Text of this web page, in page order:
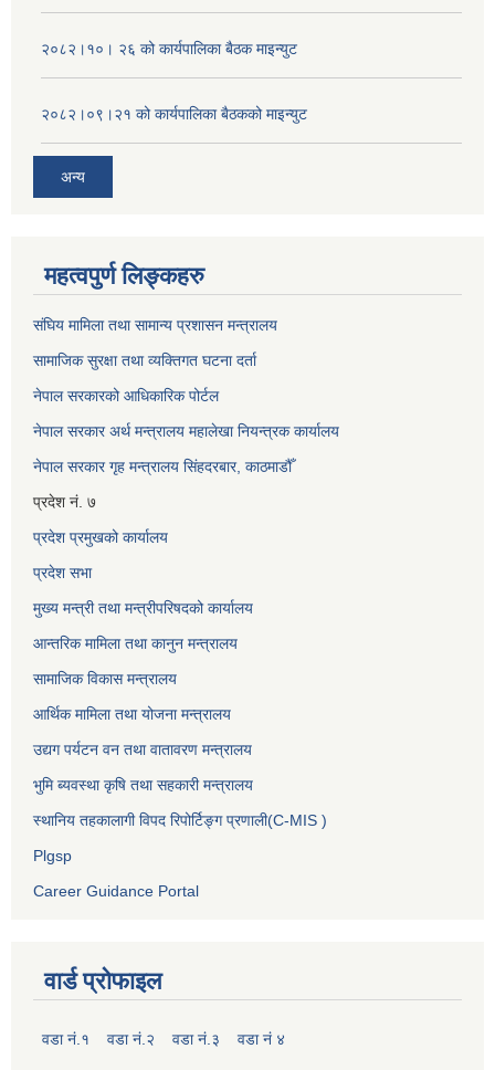
२०८२।१०। २६ को कार्यपालिका बैठक माइन्युट
२०८२।०९।२१ को कार्यपालिका बैठकको माइन्युट
अन्य
महत्वपुर्ण लिङ्कहरु
संघिय मामिला तथा सामान्य प्रशासन मन्त्रालय
सामाजिक सुरक्षा तथा व्यक्तिगत घटना दर्ता
नेपाल सरकारको आधिकारिक पोर्टल
नेपाल सरकार अर्थ मन्त्रालय महालेखा नियन्त्रक कार्यालय
नेपाल सरकार गृह मन्त्रालय सिंहदरबार, काठमाडौँ
प्रदेश नं. ७
प्रदेश प्रमुखको कार्यालय
प्रदेश सभा
मुख्य मन्त्री तथा मन्त्रीपरिषदको कार्यालय
आन्तरिक मामिला तथा कानुन मन्त्रालय
सामाजिक विकास मन्त्रालय
आर्थिक मामिला तथा योजना मन्त्रालय
उद्यग पर्यटन वन तथा वातावरण मन्त्रालय
भुमि ब्यवस्था कृषि तथा सहकारी मन्त्रालय
स्थानिय तहकालागी विपद रिपोर्टिङ्ग प्रणाली(C-MIS )
Plgsp
Career Guidance Portal
वार्ड प्रोफाइल
वडा नं.१ वडा नं.२ वडा नं.३ वडा नं ४